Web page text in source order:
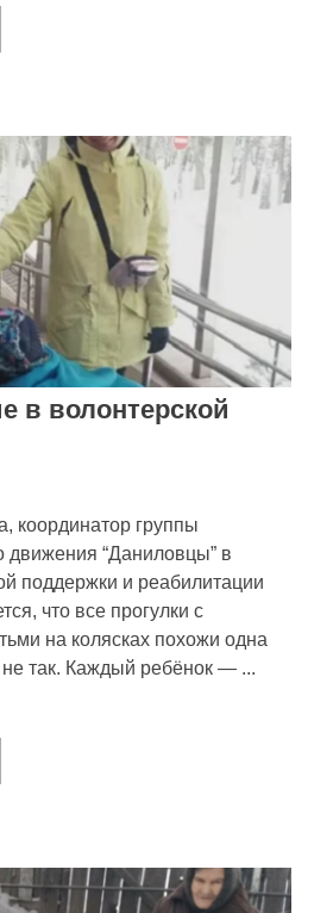
в волонтерской
координатор группы
движения “Даниловцы” в
поддержки и реабилитации
что все прогулки с
на колясках похожи одна
так. Каждый ребёнок — ...